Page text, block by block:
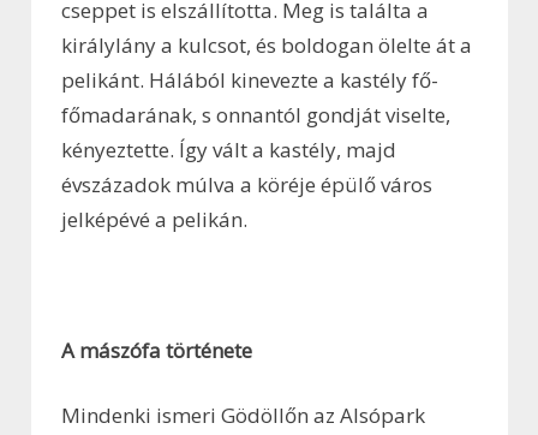
cseppet is elszállította. Meg is találta a
királylány a kulcsot, és boldogan ölelte át a
pelikánt. Hálából kinevezte a kastély fő-
főmadarának, s onnantól gondját viselte,
kényeztette. Így vált a kastély, majd
évszázadok múlva a köréje épülő város
jelképévé a pelikán.
A mászófa története
Mindenki ismeri Gödöllőn az Alsópark